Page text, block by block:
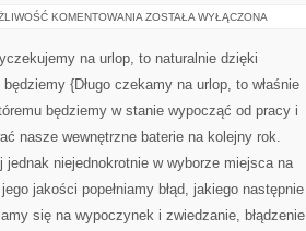
KOMENTOWANIA ZDECYDOWANA
UWIELBIA
KLIMATY,
JESTEŚMY
STANIE
ZOSTAŁA WYŁĄCZONA
na urlop, to naturalnie dzięki
będziemy {Długo czekamy na urlop, to właśnie
będziemy w stanie wypocząć od pracy i
nasze wewnętrzne baterie na kolejny rok.
jednak niejednokrotnie w wyborze miejsca na
jakości popełniamy błąd, jakiego następnie
się na wypoczynek i zwiedzanie, błądzenie